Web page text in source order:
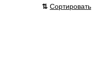
⇅ Сортировать